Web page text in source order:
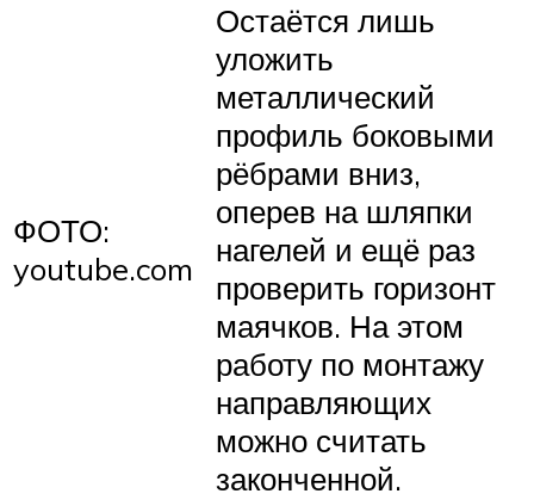
ФОТО:
youtube.com
Остаётся лишь
уложить
металлический
профиль боковыми
рёбрами вниз,
оперев на шляпки
нагелей и ещё раз
проверить горизонт
маячков. На этом
работу по монтажу
направляющих
можно считать
законченной.